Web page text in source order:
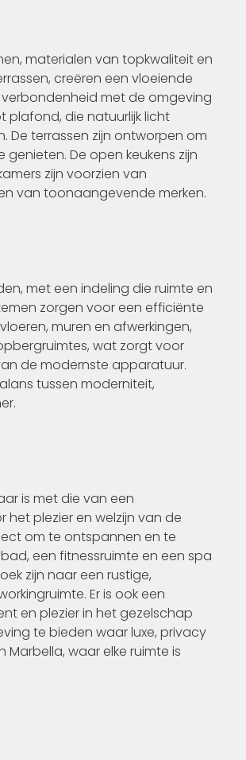
materialen van topkwaliteit en
creëren een vloeiende
met de omgeving
plafond, die natuurlijk licht
terrassen zijn ontworpen om
De open keukens zijn
zijn voorzien van
van toonaangevende merken.
met een indeling die ruimte en
zorgen voor een efficiënte
muren en afwerkingen,
wat zorgt voor
de modernste apparatuur.
tussen moderniteit,
is met die van een
plezier en welzijn van de
om te ontspannen en te
een fitnessruimte en een spa
zijn naar een rustige,
Er is ook een
en plezier in het gezelschap
te bieden waar luxe, privacy
waar elke ruimte is